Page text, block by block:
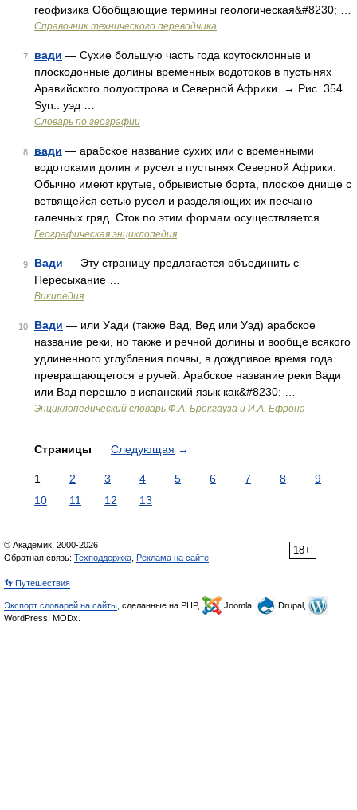
геофизика Обобщающие термины геологическая&#8230; …
Справочник технического переводчика
7 вади — Сухие большую часть года крутосклонные и
плоскодонные долины временных водотоков в пустынях
Аравийского полуострова и Северной Африки. → Рис. 354
Syn.: уэд …
Словарь по географии
8 вади — арабское название сухих или с временными
водотоками долин и русел в пустынях Северной Африки.
Обычно имеют крутые, обрывистые борта, плоское днище с
ветвящейся сетью русел и разделяющих их песчано
галечных гряд. Сток по этим формам осуществляется …
Географическая энциклопедия
9 Вади — Эту страницу предлагается объединить с
Пересыхание …
Википедия
10 Вади — или Уади (также Вад, Вед или Уэд) арабское
название реки, но также и речной долины и вообще всякого
удлиненного углубления почвы, в дождливое время года
превращающегося в ручей. Арабское название реки Вади
или Вад перешло в испанский язык как&#8230; …
Энциклопедический словарь Ф.А. Брокгауза и И.А. Ефрона
Страницы Следующая →
1 2 3 4 5 6 7 8
9
10
11 12 13
18+
© Академик, 2000-2026
Обратная связь: Техподдержка Реклама на сайте
👣 Путешествия
Экспорт словарей на сайты , сделанные на PHP, Joomla,
Drupal,
WordPress, MODx.